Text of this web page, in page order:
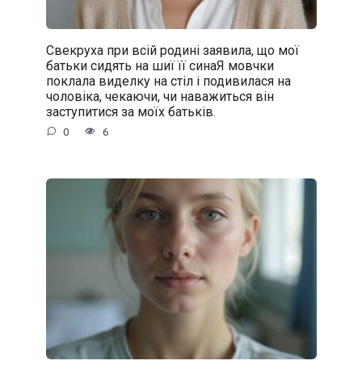
Свекруха при всій родині заявила, що мої
батьки сидять на шиї її синаЯ мовчки
поклала виделку на стіл і подивилася на
чоловіка, чекаючи, чи наважиться він
заступитися за моїх батьків.
0 6